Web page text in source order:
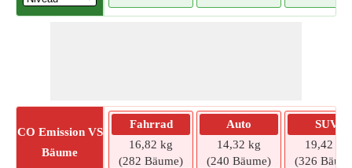
CO Emission VS
Bäume
Fahrrad
16,82 kg
(282 Bäume)
Auto
14,32 kg
(240 Bäume)
SUV
19,42 kg
(326